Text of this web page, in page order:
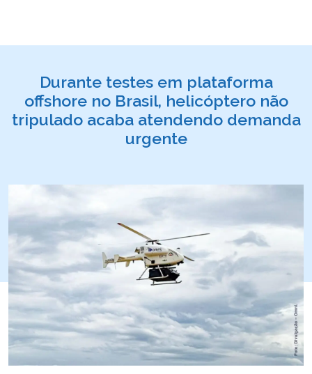
Durante testes em plataforma
offshore no Brasil, helicóptero não
tripulado acaba atendendo demanda
urgente